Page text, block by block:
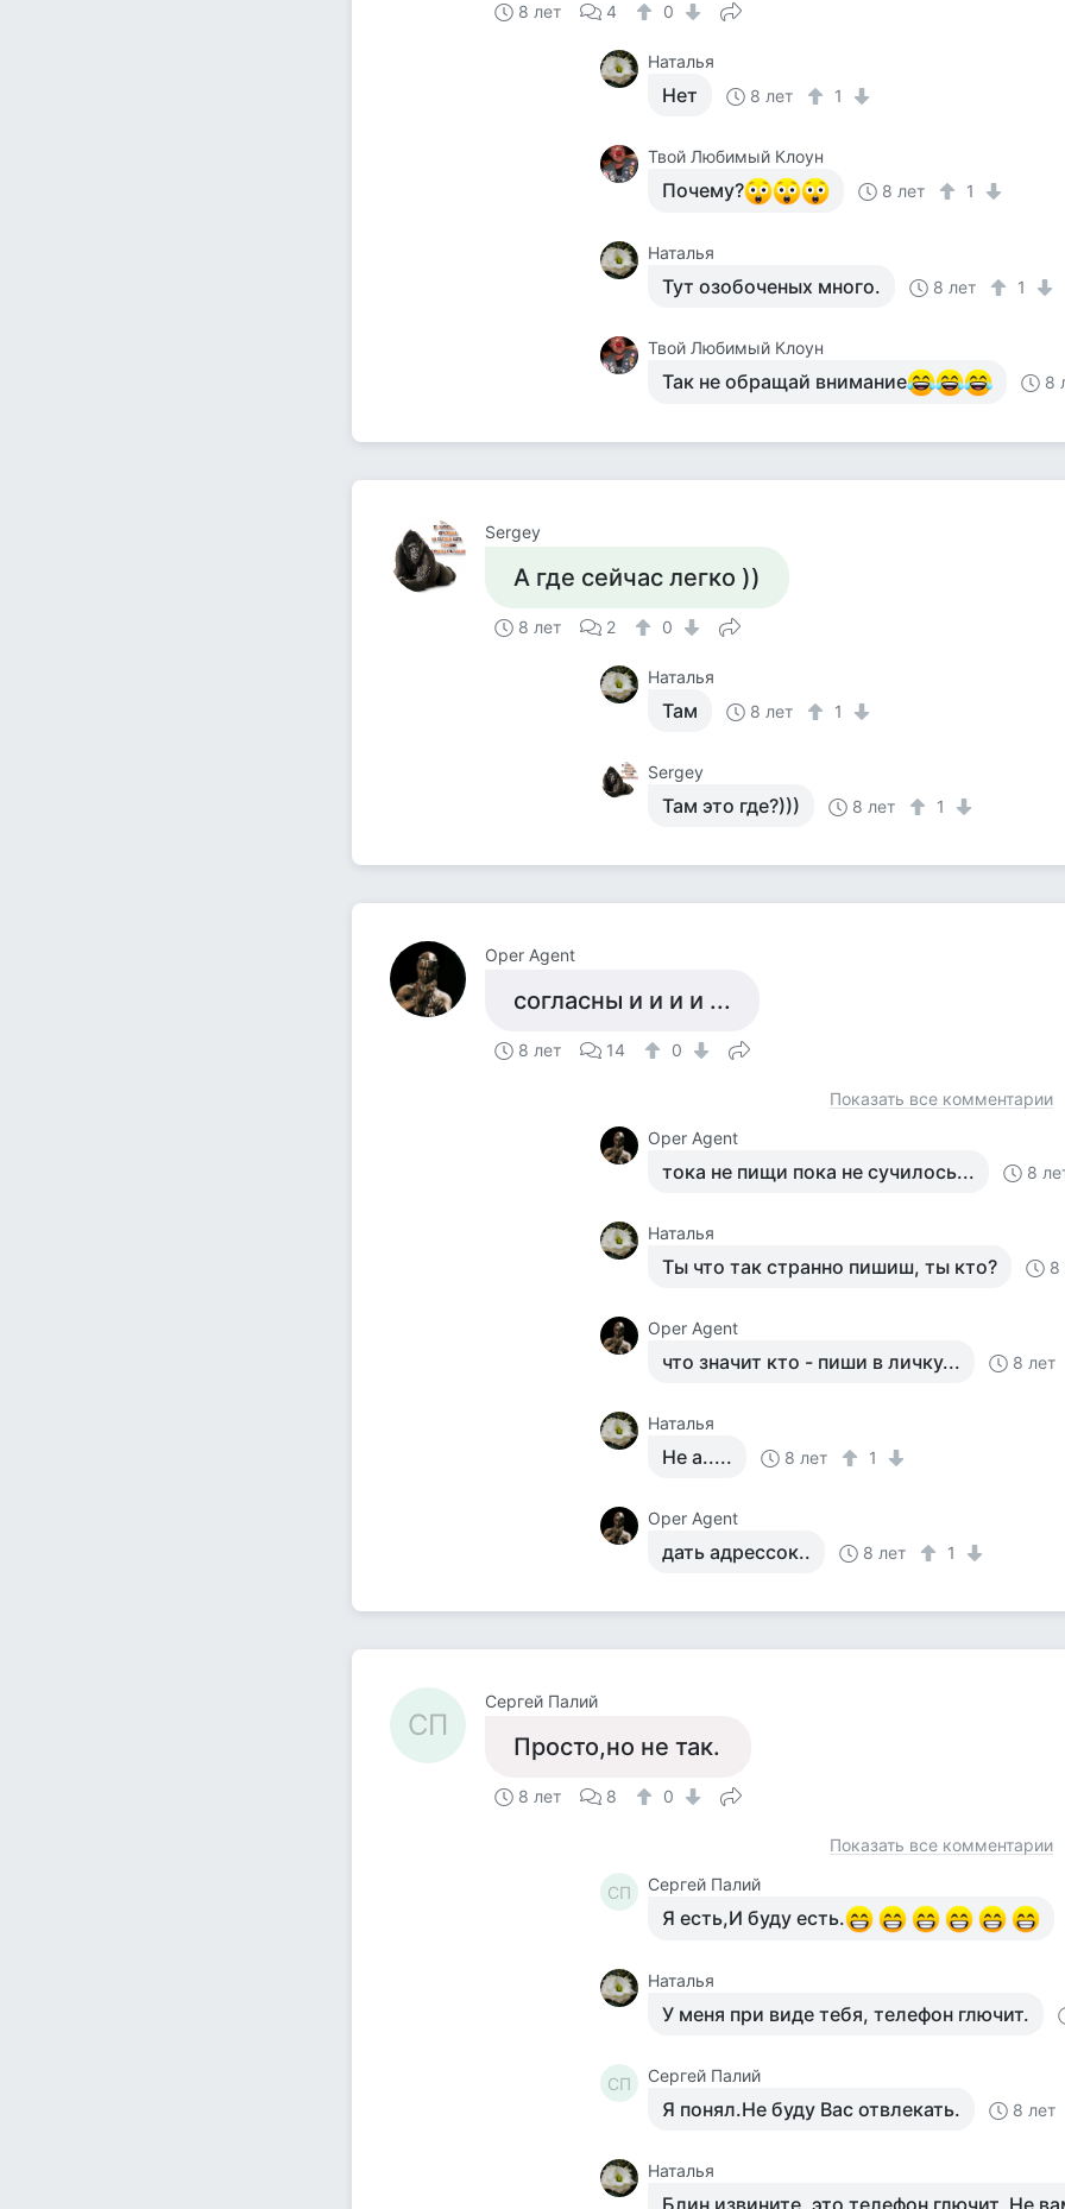
8 лет 4 0
Наталья
Нет 8 лет 1
Твой Любимый Клоун
Почему? 8 лет 1
Наталья
Тут озобоченых много. 8 лет 1
Твой Любимый Клоун
Так не обращай внимание 8
Sergey
А где сейчас легко ))
8 лет 2 0
Наталья
Там 8 лет 1
Sergey
Там это где?))) 8 лет 1
Оper Agent
согласны и и и и ...
8 лет 14 0
Показать все комментарии
Оper Agent
тока не пищи пока не сучилось... 8
Наталья
Ты что так странно пишиш, ты кто? 8
Оper Agent
что значит кто - пиши в личку... 8 лет
Наталья
Не а..... 8 лет 1
Оper Agent
дать адрессок.. 8 лет 1
СП
Сергей Палий
Просто,но не так.
8 лет 8 0
Показать все комментарии
СП Сергей Палий
Я есть,И буду есть.
Наталья
У меня при виде тебя, телефон глючит.
СП Сергей Палий
Я понял.Не буду Вас отвлекать. 8 лет
Наталья
Блин извините, это телефон глючит. Не